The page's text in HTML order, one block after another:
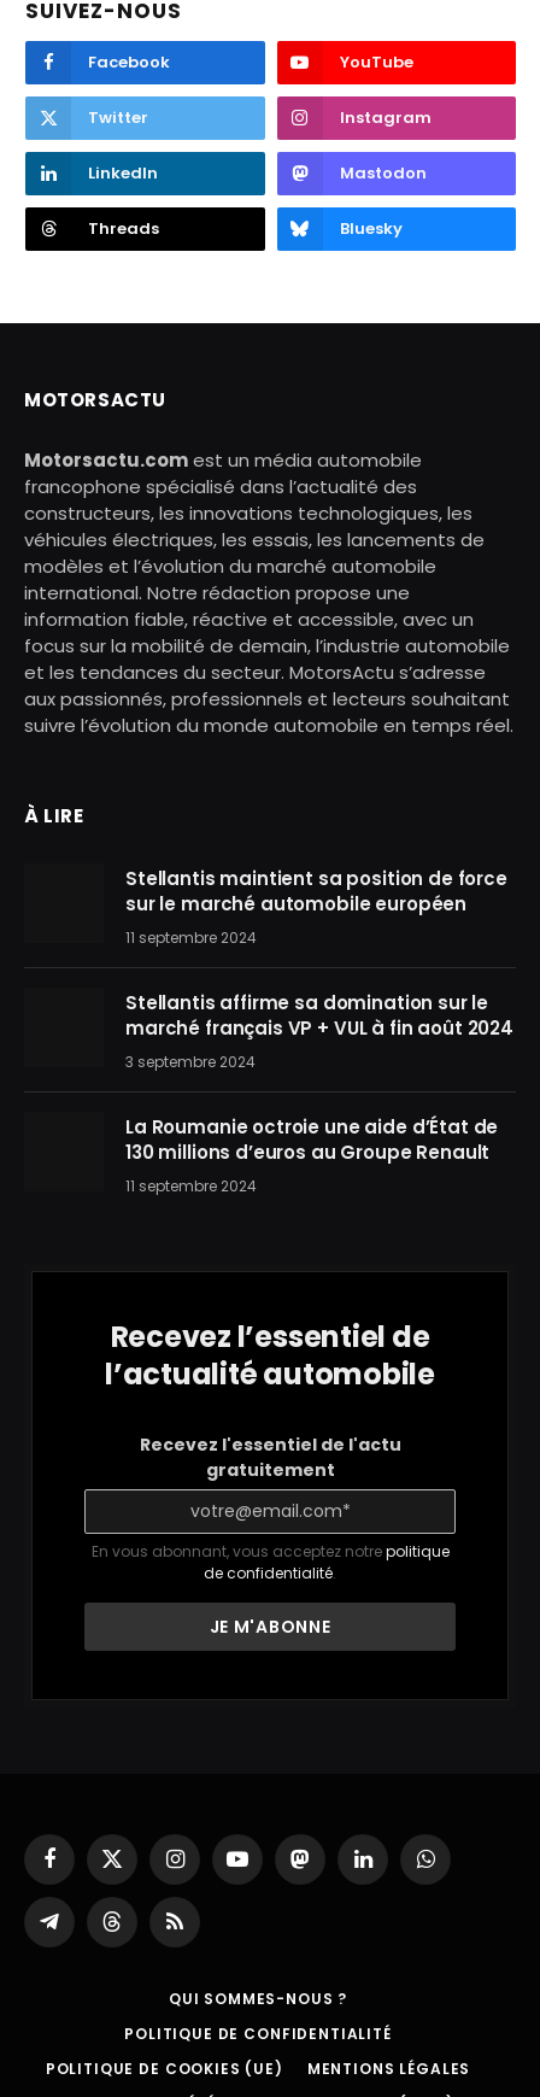
SUIVEZ-NOUS
Facebook YouTube
Twitter Instagram
LinkedIn Mastodon
Threads Bluesky
MOTORSACTU
Motorsactu.comest un média automobile
francophone spécialisé dans l’actualité des
constructeurs, les innovations technologiques, les
véhicules électriques, les essais, les lancements de
modèles et l’évolution du marché automobile
international. Notre rédaction propose une
information fiable, réactive et accessible, avec un
focus sur la mobilité de demain, l’industrie automobile
et les tendances du secteur. MotorsActu s’adresse
aux passionnés, professionnels et lecteurs souhaitant
suivre l’évolution du monde automobile en temps réel.
À LIRE
Stellantis maintient sa position de force
sur le marché automobile européen
11 septembre 2024
Stellantis affirme sa domination sur le
marché français VP + VUL à fin août 2024
3 septembre 2024
La Roumanie octroie une aide d’État de
130 millions d’euros au Groupe Renault
11 septembre 2024
Recevez l’essentiel de
l’actualité automobile
Recevez l'essentiel de l'actu
gratuitement
En vous abonnant, vous acceptez notrepolitique
de confidentialité.
Facebook
X
(Twitter)
InstagramYouTubeMastodonLinkedInWhatsApp
Partager
sur
ThreadsRSS
QUI SOMMES-NOUS ?
POLITIQUE DE CONFIDENTIALITÉ
POLITIQUE DE COOKIES (UE)
MENTIONS LÉGALES